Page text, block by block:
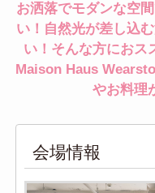
お洒落でモダンな空
い！自然光が差し込
い！そんな方におス
Maison Haus
やお料理
会場情報